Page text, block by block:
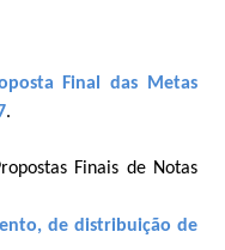
Final das Metas
.
Finais de Notas
de distribuição de